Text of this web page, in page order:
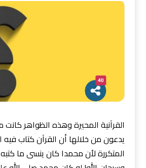
القرآنية المحيرة وهذه الظواهر
يدعون من خلالها أن القرآن كتاب فيه
المتكررة لأن محمدا كان ينسى ما كتبه